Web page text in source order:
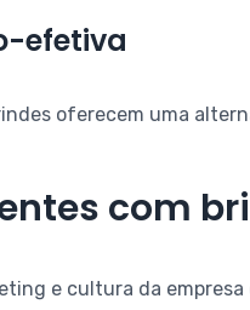
efetiva
oferecem uma
com
e cultura da